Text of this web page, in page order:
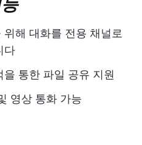
해 대화를 전용 채널로
다
통한 파일 공유 지원
영상 통화 가능